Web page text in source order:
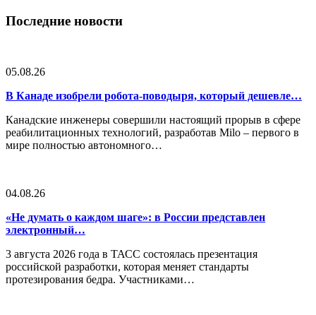
Последние новости
05.08.26
В Канаде изобрели робота-поводыря, который дешевле…
Канадские инженеры совершили настоящий прорыв в сфере
реабилитационных технологий, разработав Milo – первого в
мире полностью автономного…
04.08.26
«Не думать о каждом шаге»: в России представлен
электронный…
3 августа 2026 года в ТАСС состоялась презентация
российской разработки, которая меняет стандарты
протезирования бедра. Участниками…